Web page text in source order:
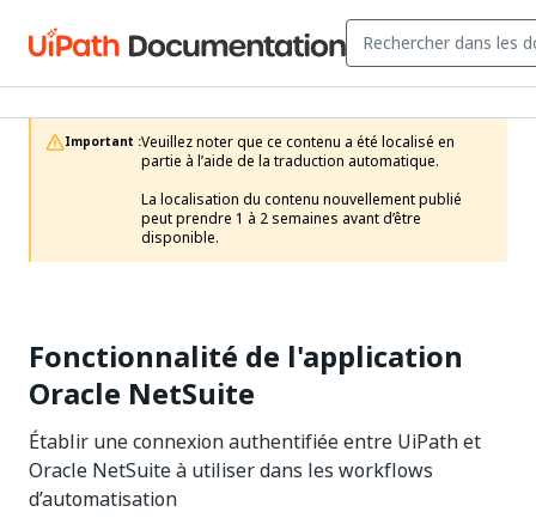
Important :Veuillez noter que ce contenu a été localisé en
partie à l’aide de la traduction automatique.
La localisation du contenu nouvellement publié
peut prendre 1 à 2 semaines avant d’être
disponible.
Fonctionnalité de l'application
Oracle NetSuite
Établir une connexion authentifiée entre UiPath et
Oracle NetSuite à utiliser dans les workflows
d’automatisation